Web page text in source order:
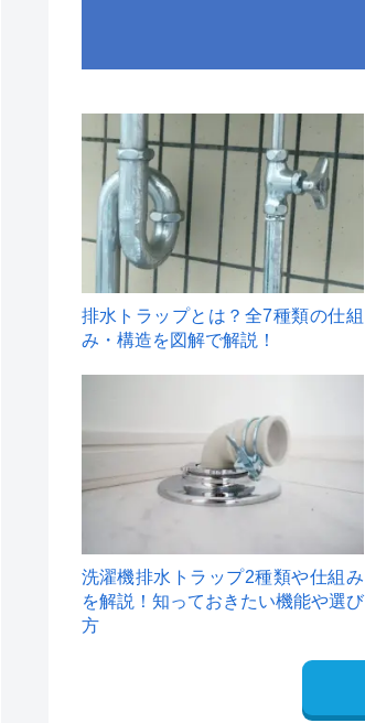
1
排水トラップとは？全7種類の仕組
み・構造を図解で解説！
洗濯機排水トラップ2種類や仕組み
を解説！知っておきたい機能や選び
方